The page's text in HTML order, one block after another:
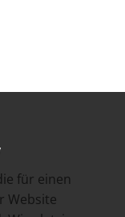
für einen
Website